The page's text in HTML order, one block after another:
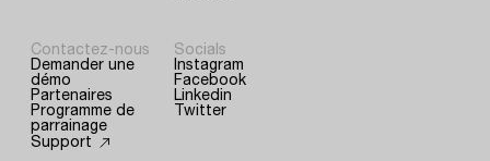
Contactez-nous
Demander une
démo
Partenaires
Programme de
parrainage
Support
Socials
Instagram
Facebook
Linkedin
Twitter